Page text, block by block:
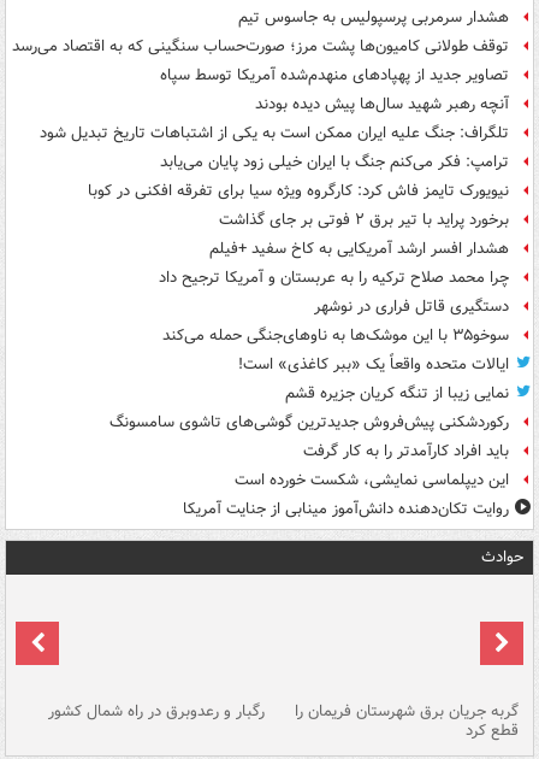
هشدار سرمربی پرسپولیس به جاسوس تیم
توقف طولانی کامیون‌ها پشت مرز؛ صورت‌حساب سنگینی که به اقتصاد می‌رسد
تصاویر جدید از پهپادهای منهدم‌شده آمریکا توسط سپاه
آنچه رهبر شهید سال‌ها پیش دیده بودند
تلگراف: جنگ علیه ایران ممکن است به یکی از اشتباهات تاریخ تبدیل شود
ترامپ: فکر می‌کنم جنگ با ایران خیلی زود پایان می‌یابد
نیویورک تایمز فاش کرد: کارگروه ویژه سیا برای تفرقه افکنی در کوبا
برخورد پراید با تیر برق ۲ فوتی بر جای گذاشت
هشدار افسر ارشد آمریکایی به کاخ سفید +فیلم
چرا محمد صلاح ترکیه را به عربستان و آمریکا ترجیح داد
دستگیری قاتل فراری در نوشهر
سوخو۳۵ با این موشک‌ها به ناوهای‌جنگی حمله می‌کند
ایالات متحده واقعاً یک «ببر کاغذی» است!
نمایی زیبا از تنگه کریان جزیره قشم
رکوردشکنی پیش‌فروش جدیدترین گوشی‌های تاشوی سامسونگ
باید افراد کارآمدتر را به کار گرفت
این دیپلماسی نمایشی، شکست خورده است
روایت تکان‌دهنده دانش‌آموز مینابی از جنایت آمریکا
حوادث
گربه جریان برق شهرستان فریمان را
قطع کرد
رگبار و رعدوبرق در راه شمال کشور